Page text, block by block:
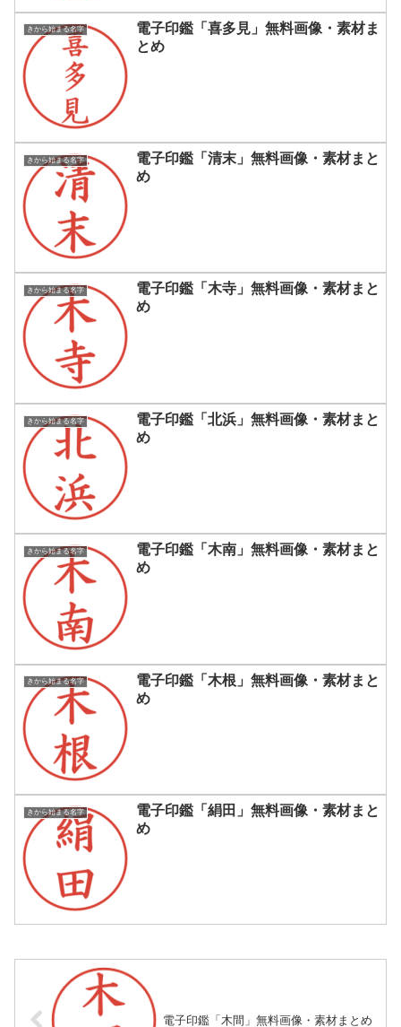
きから始まる名字
電子印鑑「喜多見」無料画像・素材ま
とめ
きから始まる名字
電子印鑑「清末」無料画像・素材まと
め
きから始まる名字
電子印鑑「木寺」無料画像・素材まと
め
きから始まる名字
電子印鑑「北浜」無料画像・素材まと
め
きから始まる名字
電子印鑑「木南」無料画像・素材まと
め
きから始まる名字
電子印鑑「木根」無料画像・素材まと
め
きから始まる名字
電子印鑑「絹田」無料画像・素材まと
め
電子印鑑「木間」無料画像・素材まとめ